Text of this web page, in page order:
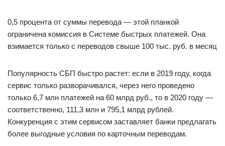
0,5 процента от суммы перевода — этой планкой
ограничена комиссия в Системе быстрых платежей. Она
взимается только с переводов свыше 100 тыс. руб. в месяц
Популярность СБП быстро растет: если в 2019 году, когда
сервис только разворачивался, через него проведено
только 6,7 млн платежей на 60 млрд руб., то в 2020 году —
соответственно, 111,3 млн и 795,1 млрд рублей.
Конкуренция с этим сервисом заставляет банки предлагать
более выгодные условия по карточным переводам.